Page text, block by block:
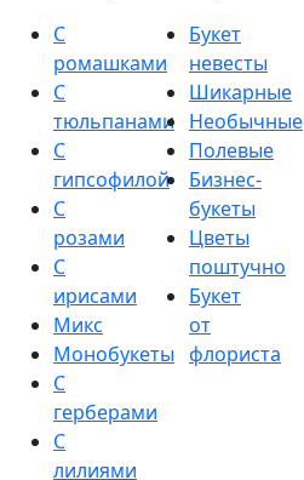
С
ромашками
С
тюльпанами
С
гипсофилой
С
розами
С
ирисами
Микс
Монобукеты
С
герберами
С
лилиями
Букет
невесты
Шикарные
Необычные
Полевые
Бизнес-
букеты
Цветы
поштучно
Букет
от
флориста